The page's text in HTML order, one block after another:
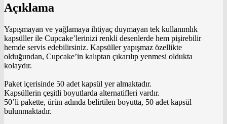
Açıklama
Yapışmayan ve yağlamaya ihtiyaç duymayan tek kullanımlık
kapsüller ile Cupcake’lerinizi renkli desenlerde hem pişirebilir
hemde servis edebilirsiniz. Kapsüller yapışmaz özellikte
olduğundan, Cupcake’in kalıptan çıkarılıp yenmesi oldukta
kolaydır.
Paket içerisinde 50 adet kapsül yer almaktadır.
Kapsüllerin çeşitli boyutlarda alternatifleri vardır.
50’li pakette, ürün adında belirtilen boyutta, 50 adet kapsül
bulunmaktadır.